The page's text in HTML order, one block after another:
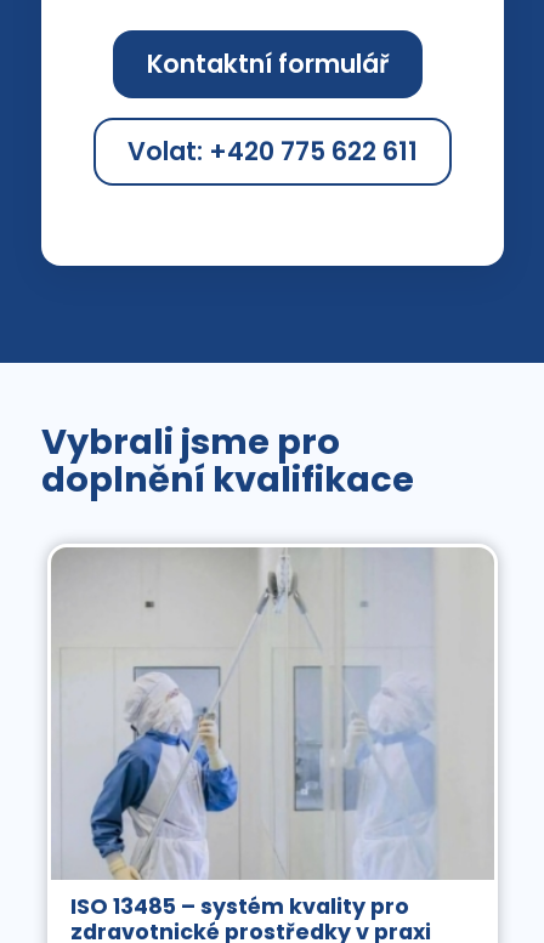
Kontaktní formulář
Volat: +420 775 622 611
Vybrali jsme pro
doplnění kvalifikace
ISO 13485 – systém kvality pro
zdravotnické prostředky v praxi